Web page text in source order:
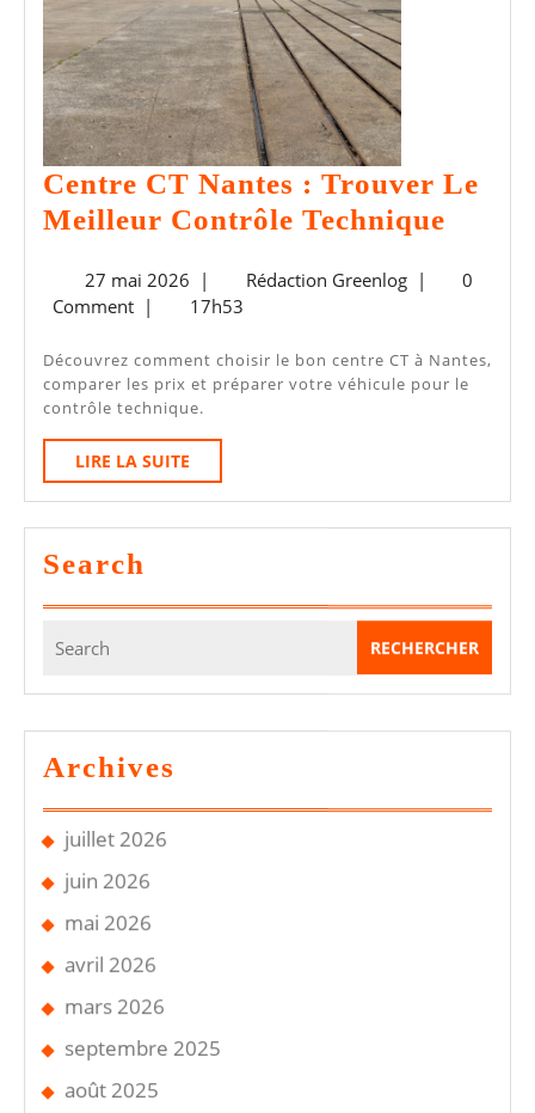
Centre CT Nantes : Trouver Le
Meilleur Contrôle Technique
Le
27 mai 202627
mai
| Rédaction GreenlogRédaction
|
0
Comment | 17h53
Découvrez comment choisir le bon centre CT à Nantes,
comparer les prix et préparer votre véhicule pour le
contrôle technique.
LIRE LA SUITE
LA
Search
for:
Archives
juillet 2026
juin 2026
mai 2026
avril 2026
mars 2026
septembre 2025
août 2025